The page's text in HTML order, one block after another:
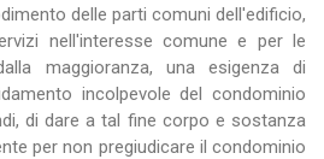
delle parti comuni dell'edificio,
nell'interesse comune e per le
maggioranza, una esigenza di
incolpevole del condominio
di dare a tal fine corpo e sostanza
per non pregiudicare il condominio